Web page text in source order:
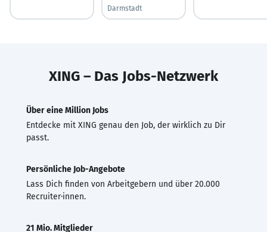
Darmstadt
XING – Das Jobs-Netzwerk
Über eine Million Jobs
Entdecke mit XING genau den Job, der wirklich zu Dir
passt.
Persönliche Job-Angebote
Lass Dich finden von Arbeitgebern und über 20.000
Recruiter·innen.
21 Mio. Mitglieder